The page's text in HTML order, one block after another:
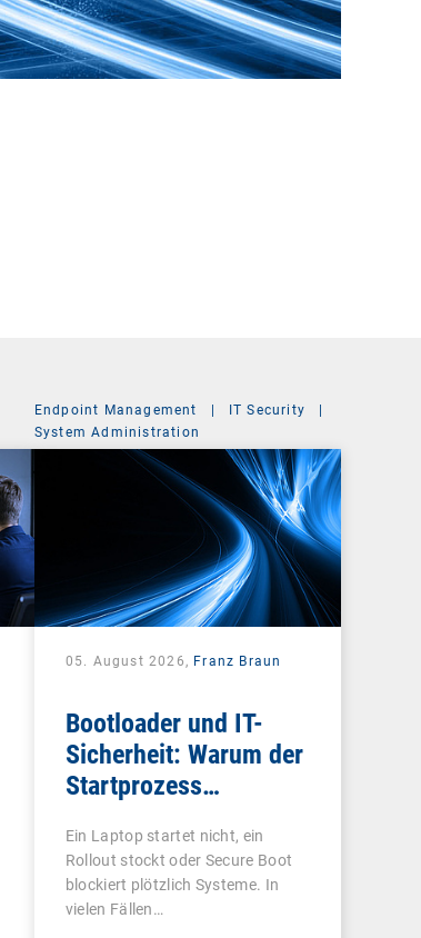
Endpoint Management | IT Security
|
System Administration
05. August 2026, Franz Braun
Bootloader und IT-
Sicherheit: Warum der
Startprozess
Ein Laptop startet nicht, ein
Rollout stockt oder Secure Boot
blockiert plötzlich Systeme. In
vielen Fällen…